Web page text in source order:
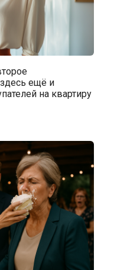
ещё и
на квартиру